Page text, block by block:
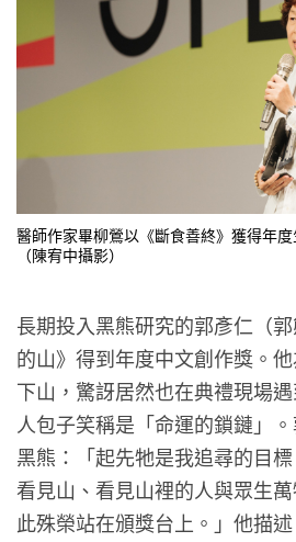
醫師作家畢柳鶯以《斷食善終》獲得年
（陳宥中攝影）
長期投入黑熊研究的郭彥仁（
的山》得到年度中文創作獎。
下山，驚訝居然也在典禮現場
人包子笑稱是「命運的鎖鏈」
黑熊：「起先牠是我追尋的目
看見山、看見山裡的人與眾生
此殊榮站在頒獎台上。」他描